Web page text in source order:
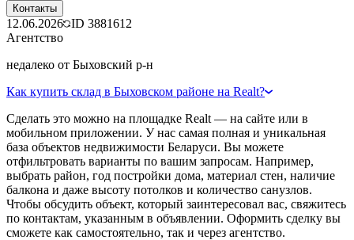
Контакты
12.06.2026 ID 3881612
Агентство
недалеко от Быховский р-н
Как купить склад в Быховском районе на Realt?
Сделать это можно на площадке Realt — на сайте или в
мобильном приложении. У нас самая полная и уникальная
база объектов недвижимости Беларуси. Вы можете
отфильтровать варианты по вашим запросам. Например,
выбрать район, год постройки дома, материал стен, наличие
балкона и даже высоту потолков и количество санузлов.
Чтобы обсудить объект, который заинтересовал вас, свяжитесь
по контактам, указанным в объявлении. Оформить сделку вы
сможете как самостоятельно, так и через агентство.